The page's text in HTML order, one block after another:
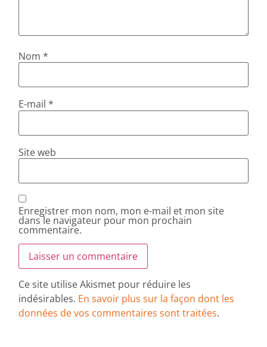
Nom*
E-mail*
Site web
Enregistrer mon nom, mon e-mail et mon site
dans le navigateur pour mon prochain
commentaire.
Ce site utilise Akismet pour réduire les
indésirables. En savoir plus sur la façon dont les
données de vos commentaires sont traitées.